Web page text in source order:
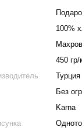
100%
450
Турция
Без
Karna